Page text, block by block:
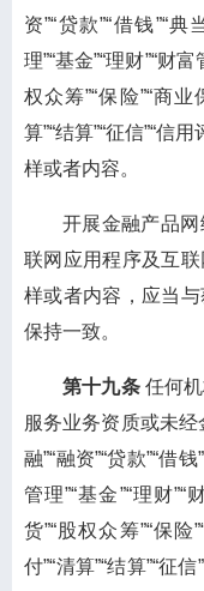
资”“贷款”“借钱”“典
理”“基金”“理财”“财
权众筹”“保险”“商业
算”“结算”“征信”“信
样或者内容。
开展金融产品
联网应用程序及互
样或者内容，应当
保持一致。
第十九条任何机
服务业务资质或未
融”“融资”“贷款”“借
管理”“基金”“理财”“
货”“股权众筹”“保险
付”“清算”“结算”“征